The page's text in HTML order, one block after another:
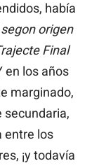
había
origen
Final
en los años
marginado,
secundaria,
entre los
¡y todavía